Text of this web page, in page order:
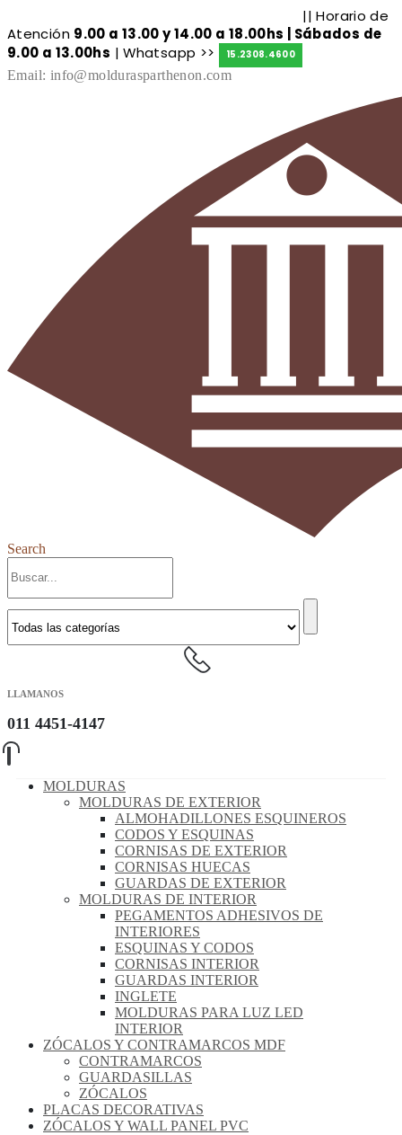
|| Horario de
Atención 9.00 a 13.00 y 14.00 a 18.00hs | Sábados de
9.00 a 13.00hs | Whatsapp >> 15.2308.4600
Email: info@moldurasparthenon.com
Search
LLAMANOS
011 4451-4147
MOLDURAS
MOLDURAS DE EXTERIOR
ALMOHADILLONES ESQUINEROS
CODOS Y ESQUINAS
CORNISAS DE EXTERIOR
CORNISAS HUECAS
GUARDAS DE EXTERIOR
MOLDURAS DE INTERIOR
PEGAMENTOS ADHESIVOS DE
INTERIORES
ESQUINAS Y CODOS
CORNISAS INTERIOR
GUARDAS INTERIOR
INGLETE
MOLDURAS PARA LUZ LED
INTERIOR
ZÓCALOS Y CONTRAMARCOS MDF
CONTRAMARCOS
GUARDASILLAS
ZÓCALOS
PLACAS DECORATIVAS
ZÓCALOS Y WALL PANEL PVC